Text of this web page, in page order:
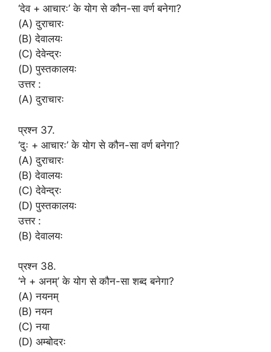
‘देव + आचारः’ के योग से कौन-सा वर्ण बनेगा?
(A) दुराचारः
(B) देवालयः
(C) देवेन्द्रः
(D) पुस्तकालयः
उत्तर :
(A) दुराचारः
प्रश्न 37.
‘दुः + आचारः’ के योग से कौन-सा वर्ण बनेगा?
(A) दुराचारः
(B) देवालयः
(C) देवेन्द्रः
(D) पुस्तकालयः
उत्तर :
(B) देवालयः
प्रश्न 38.
‘ने + अनम्’ के योग से कौन-सा शब्द बनेगा?
(A) नयनम्
(B) नयन
(C) नया
(D) अम्बोदरः